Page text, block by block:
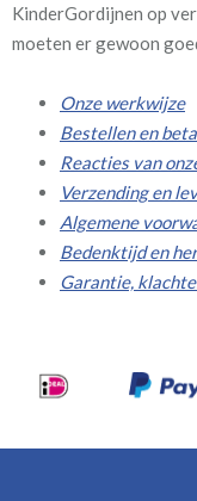
KinderGordijnen op
moeten er gewoon
Onze werkwijze
Bestellen en
Reacties van
Verzending en
Algemene
Bedenktijd en
Garantie,